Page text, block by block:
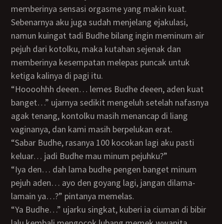
memberinya sensasi orgasme yang makin kuat.
Sebenarnya aku juga sudah menjelang ejakulasi,
namun kuingat tadi Budhe bilang ingin meminum air
pejuh dari kotolku, maka kutahan sejenak dan
memberinya kesempatan melepas puncak untuk
ketiga kalinya di pagi itu.
“Hoooohhh deeen… lemes Budhe deeen, aden kuat
banget…” ujarnya sedikit mengeluh setelah nafasnya
agak tenang, kontolku masih menancap di liang
vaginanya, dan kami masih berpelukan erat.
“Sabar Budhe, rasanya 100 kocokan lagi aku pasti
keluar… jadi Budhe mau minum pejuhku?”
“Iya den… dah lama budhe pengen banget minum
pejuh aden… ayo den goyang lagi, jangan dilama-
lamain ya…?” pintanya memelas.
“Ya Budhe…” ujarku singkat, kuberi ia ciuman di bibir